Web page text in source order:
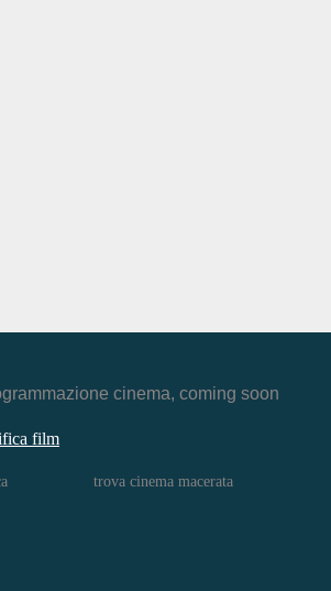
cinema, coming soon
film
trova cinema macerata